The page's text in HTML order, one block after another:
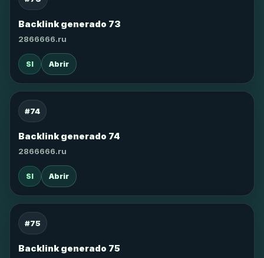
Backlink generado 73
2866666.ru
SI Abrir
#74
Backlink generado 74
2866666.ru
SI Abrir
#75
Backlink generado 75